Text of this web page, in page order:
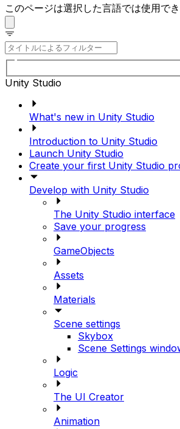
このページは選択した言語では使用でき
Unity Studio
What's new in Unity Studio
Introduction to Unity Studio
Launch Unity Studio
Create your first Unity Studio
Develop with Unity Studio
The Unity Studio interface
Save your progress
GameObjects
Assets
Materials
Scene settings
Skybox
Scene Settings
Logic
The UI Creator
Animation